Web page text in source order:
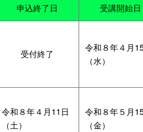
申込終了日 受講開始日
受付終了
令和８年４月
（水）
令和８年４月11日
（土）
令和８年５月
（金）